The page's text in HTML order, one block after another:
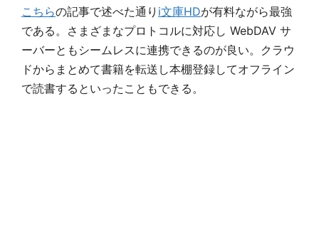
こちらの記事で述べた通り i文庫HDが有料ながら最強
である。さまざまなプロトコルに対応し WebDAV サ
ーバーともシームレスに連携できるのが良い。クラウ
ドからまとめて書籍を転送し本棚登録してオフライン
で読書するといったこともできる。